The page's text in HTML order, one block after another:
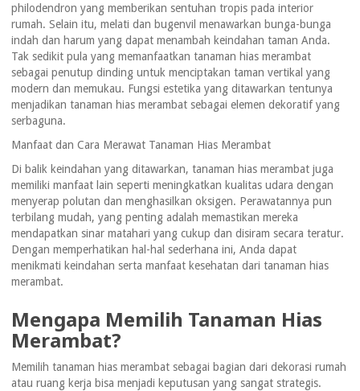
philodendron yang memberikan sentuhan tropis pada interior
rumah. Selain itu, melati dan bugenvil menawarkan bunga-bunga
indah dan harum yang dapat menambah keindahan taman Anda.
Tak sedikit pula yang memanfaatkan tanaman hias merambat
sebagai penutup dinding untuk menciptakan taman vertikal yang
modern dan memukau. Fungsi estetika yang ditawarkan tentunya
menjadikan tanaman hias merambat sebagai elemen dekoratif yang
serbaguna.
Manfaat dan Cara Merawat Tanaman Hias Merambat
Di balik keindahan yang ditawarkan, tanaman hias merambat juga
memiliki manfaat lain seperti meningkatkan kualitas udara dengan
menyerap polutan dan menghasilkan oksigen. Perawatannya pun
terbilang mudah, yang penting adalah memastikan mereka
mendapatkan sinar matahari yang cukup dan disiram secara teratur.
Dengan memperhatikan hal-hal sederhana ini, Anda dapat
menikmati keindahan serta manfaat kesehatan dari tanaman hias
merambat.
Mengapa Memilih Tanaman Hias
Merambat?
Memilih tanaman hias merambat sebagai bagian dari dekorasi rumah
atau ruang kerja bisa menjadi keputusan yang sangat strategis.